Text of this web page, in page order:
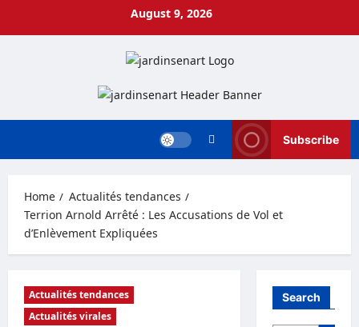
August 9, 2026
Subscribe
Home
Actualités tendances
Terrion Arnold Arrêté : Les Accusations de Vol et
d’Enlèvement Expliquées
Actualités tendances
Actualités virales
Search